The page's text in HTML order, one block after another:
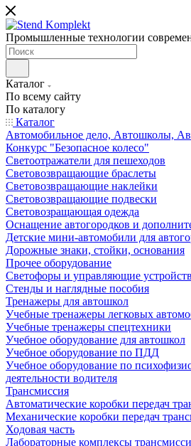
Промышленные технологии
Каталог
По всему сайту
По каталогу
Каталог
Автомобильное дело, Автошколы,
Конкурс "Безопасное колесо"
Светоотражатели для пешеходов
Световозвращающие браслеты
Световозвращающие наклейки
Световозвращающие подвески
Световозращающая одежда
Оснащение автогородков и
Детские мини-автомобили для
Дорожные знаки, стойки, основания
Прочее оборудование
Светофоры и управляющие
Стенды и наглядные пособия
Тренажеры для автошкол
Учебные тренажеры легковых
Учебные тренажеры спецтехники
Учебное оборудование для автошкол
Учебное оборудование по ПДД
Учебное оборудование по
деятельности водителя
Трансмиссия
Автоматические коробки передач
Механические коробки передач
Ходовая часть
Лабораторные комплексы